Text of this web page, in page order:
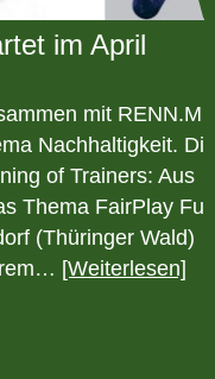
im April
mit RENN.M
Nachhaltigkeit. Di
of Trainers: Aus
Thema FairPlay Fu
(Thüringer Wald)
[Weiterlesen]